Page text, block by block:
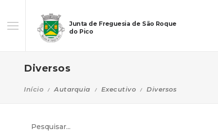
Junta de Freguesia de São Roque
do Pico
Diversos
Início Autarquia Executivo Diversos